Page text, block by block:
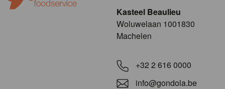
Kasteel Beaulieu
​​​Woluwelaan 1001830
Machelen
+32 2 616 0000
info@gondola.be